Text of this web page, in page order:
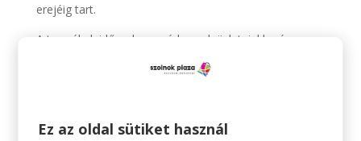
erejéig tart.
A termékek időszakosan érkeznek üzleteinkbe és
Érezhető minőség, szerethető áron.
Ez az oldal sütiket használ